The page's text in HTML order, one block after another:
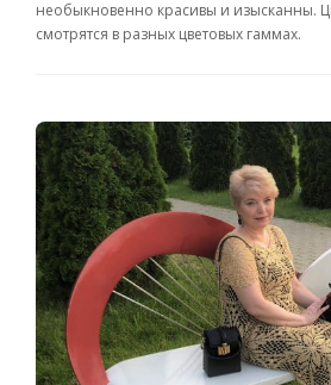
необыкновенно красивы и изысканны.
смотрятся в разных цветовых гаммах.